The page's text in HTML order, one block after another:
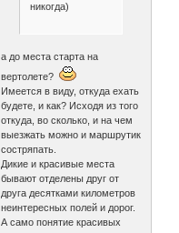
никогда)
а до места старта на
вертолете?
Имеется в виду, откуда ехать
будете, и как? Исходя из того
откуда, во сколько, и на чем
выезжать можно и маршрутик
состряпать.
Дикие и красивые места
бывают отделены друг от
друга десятками километров
неинтересных полей и дорог.
А само понятие красивых